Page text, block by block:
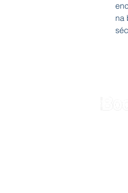
na